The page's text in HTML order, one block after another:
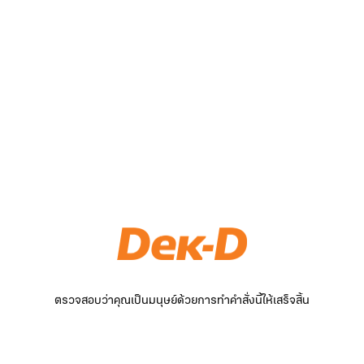
ตรวจสอบว่าคุณเป็นมนุษย์ด้วยการทำคำสั่งนี้ให้เสร็จสิ้น